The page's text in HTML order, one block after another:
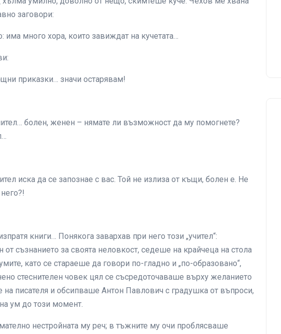
заговори:
много хора, които завиждат на кучетата…
приказки… значи остарявам!
болен, женен – нямате ли възможност да му помогнете?
иска да се запознае с вас. Той не излиза от къщи, болен е. Не
книги… Понякога завархав при него този „учител“:
от съзнанието за своята неловкост, седеше на крайчеца на стола
като се стараеше да говори по-гладно и „по-образовано“,
стеснителен човек цял се съсредоточаваше върху желанието
на писателя и обсипваше Антон Павлович с градушка от въпроси,
ум до този момент.
нестройната му реч; в тъжните му очи проблясваше